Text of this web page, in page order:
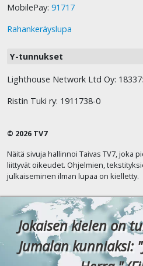
MobilePay: 91717
Rahankeräyslupa
Y-tunnukset
Lighthouse Network Ltd Oy:
Ristin Tuki ry: 1911738-0
© 2026 TV7
Näitä sivuja hallinnoi Taivas TV7, joka
liittyvät oikeudet. Ohjelmien,
julkaiseminen ilman lupaa on kielletty.
Jokaisen kielen on
Jumalan kunniaksi: